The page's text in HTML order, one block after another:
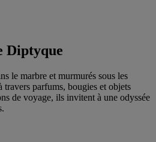
Diptyque
le marbre et murmurés sous les
parfums, bougies et objets
de voyage, ils invitent à une odyssée